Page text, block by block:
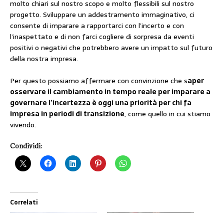
molto chiari sul nostro scopo e molto flessibili sul nostro
progetto. Sviluppare un addestramento immaginativo, ci
consente di imparare a rapportarci con l’incerto e con
l’inaspettato e di non farci cogliere di sorpresa da eventi
positivi o negativi che potrebbero avere un impatto sul futuro
della nostra impresa.
Per questo possiamo affermare con convinzione che saper
osservare il cambiamento in tempo reale per imparare a
governare l’incertezza è oggi una priorità per chi fa
impresa in periodi di transizione, come quello in cui stiamo
vivendo.
Condividi:
Correlati